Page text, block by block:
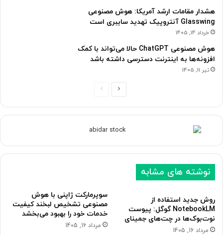
هشدار مقامات ارشد آمریکا: هوش مصنوعی
Glasswing آنتروپیک تهدید سایبری است
خرداد 14, 1405
هوش مصنوعی ChatGPT حالا می‌تواند با کمک
افزونه‌ها به اینترنت دسترسی داشته باشد
تیر 11, 1405
ح
ه
ق
ح
ه
ب
نوشته های مشابه
روش جدید استفاده از
NotebookLM گوگل: پیوست
نوت‌بوک‌ها در چت‌های جمینای
مرداد 16, 1405
سوپرمارکت ژاپنی با هوش
مصنوعی تشخیص لبخند کیفیت
خدمات خود را بهبود می‌بخشد
مرداد 16, 1405